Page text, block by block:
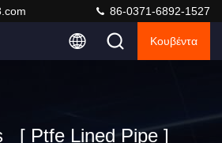
86-0371-6892-1527
Κουβέντα
[ Ptfe Lined Pipe ]